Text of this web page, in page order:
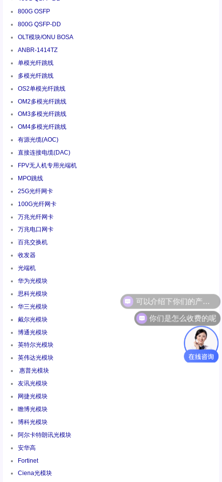
800G OSFP
800G QSFP-DD
OLT模块/ONU BOSA
ANBR-1414TZ
单模光纤跳线
多模光纤跳线
OS2单模光纤跳线
OM2多模光纤跳线
OM3多模光纤跳线
OM4多模光纤跳线
有源光缆(AOC)
直接连接电缆(DAC)
FPV无人机专用光端机
MPO跳线
25G光纤网卡
100G光纤网卡
万兆光纤网卡
万兆电口网卡
百兆交换机
收发器
光端机
华为光模块
思科光模块
华三光模块
戴尔光模块
博通光模块
英特尔光模块
英伟达光模块
惠普光模块
友讯光模块
网捷光模块
瞻博光模块
博科光模块
阿尔卡特朗讯光模块
安华高
Fortinet
Ciena光模块
你们是怎么收费的呢